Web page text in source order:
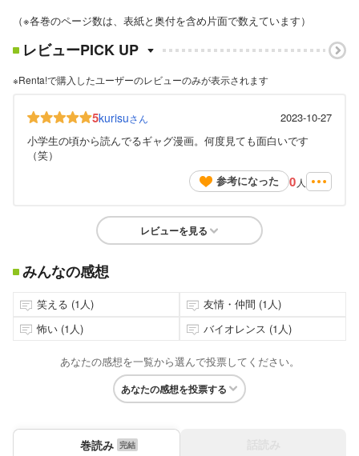
（※各巻のページ数は、表紙と奥付を含め片面で数えています）
レビューPICK UP
※Renta!で購入したユーザーのレビューのみが表示されます
5kurisuさん
2023-10-27
小学生の頃から読んでるギャグ漫画。何度見ても面白いです
（笑）
参考になった
0 人
レビューを見る
みんなの感想
笑える (1人)
友情・仲間 (1人)
怖い (1人)
バイオレンス (1人)
あなたの感想を一覧から選んで投票してください。
あなたの感想を投票する
巻読み